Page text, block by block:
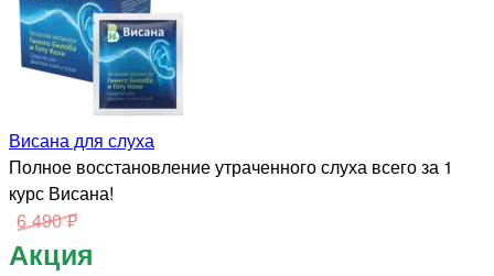
Висана для слуха
Полное восстановление утраченного слуха всего за 1
курс Висана!
6 490 ₽
Акция